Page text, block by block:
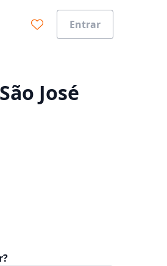
Entrar
José